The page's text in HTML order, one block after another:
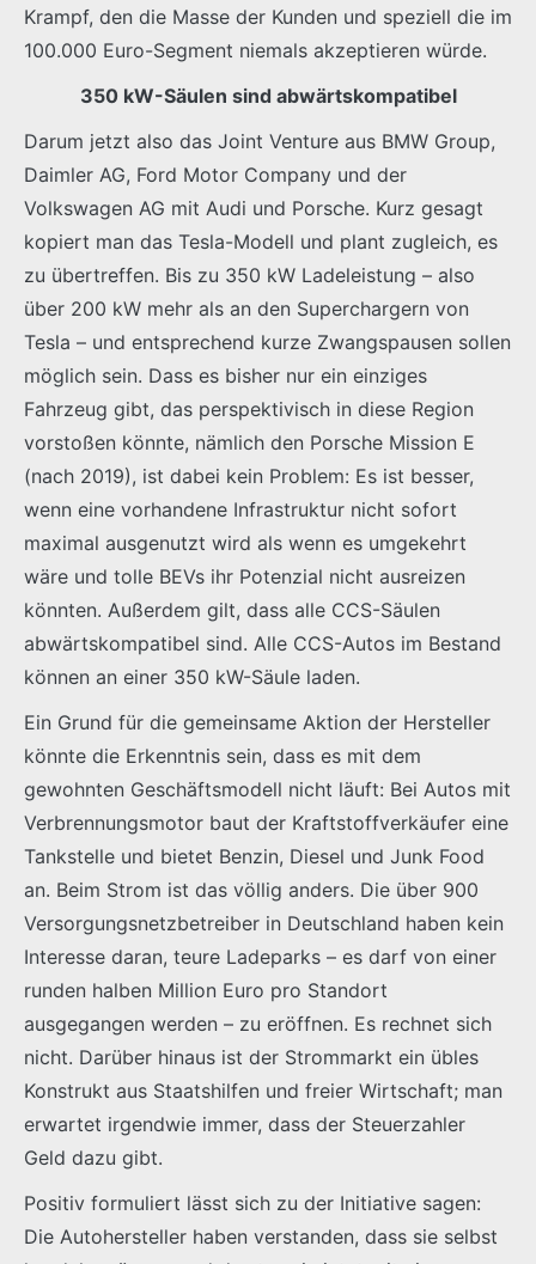
Krampf, den die Masse der Kunden und speziell die im
100.000 Euro-Segment niemals akzeptieren würde.
350 kW-Säulen sind abwärtskompatibel
Darum jetzt also das Joint Venture aus BMW Group,
Daimler AG, Ford Motor Company und der
Volkswagen AG mit Audi und Porsche. Kurz gesagt
kopiert man das Tesla-Modell und plant zugleich, es
zu übertreffen. Bis zu 350 kW Ladeleistung – also
über 200 kW mehr als an den Superchargern von
Tesla – und entsprechend kurze Zwangspausen sollen
möglich sein. Dass es bisher nur ein einziges
Fahrzeug gibt, das perspektivisch in diese Region
vorstoßen könnte, nämlich den Porsche Mission E
(nach 2019), ist dabei kein Problem: Es ist besser,
wenn eine vorhandene Infrastruktur nicht sofort
maximal ausgenutzt wird als wenn es umgekehrt
wäre und tolle BEVs ihr Potenzial nicht ausreizen
könnten. Außerdem gilt, dass alle CCS-Säulen
abwärtskompatibel sind. Alle CCS-Autos im Bestand
können an einer 350 kW-Säule laden.
Ein Grund für die gemeinsame Aktion der Hersteller
könnte die Erkenntnis sein, dass es mit dem
gewohnten Geschäftsmodell nicht läuft: Bei Autos mit
Verbrennungsmotor baut der Kraftstoffverkäufer eine
Tankstelle und bietet Benzin, Diesel und Junk Food
an. Beim Strom ist das völlig anders. Die über 900
Versorgungsnetzbetreiber in Deutschland haben kein
Interesse daran, teure Ladeparks – es darf von einer
runden halben Million Euro pro Standort
ausgegangen werden – zu eröffnen. Es rechnet sich
nicht. Darüber hinaus ist der Strommarkt ein übles
Konstrukt aus Staatshilfen und freier Wirtschaft; man
erwartet irgendwie immer, dass der Steuerzahler
Geld dazu gibt.
Positiv formuliert lässt sich zu der Initiative sagen:
Die Autohersteller haben verstanden, dass sie selbst